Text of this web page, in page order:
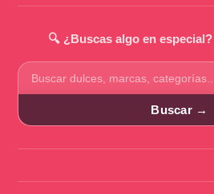
🔍 ¿Buscas algo en
Buscar
productos
Buscar →